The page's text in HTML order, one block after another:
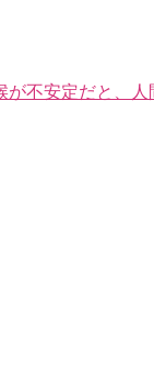
不安定だと